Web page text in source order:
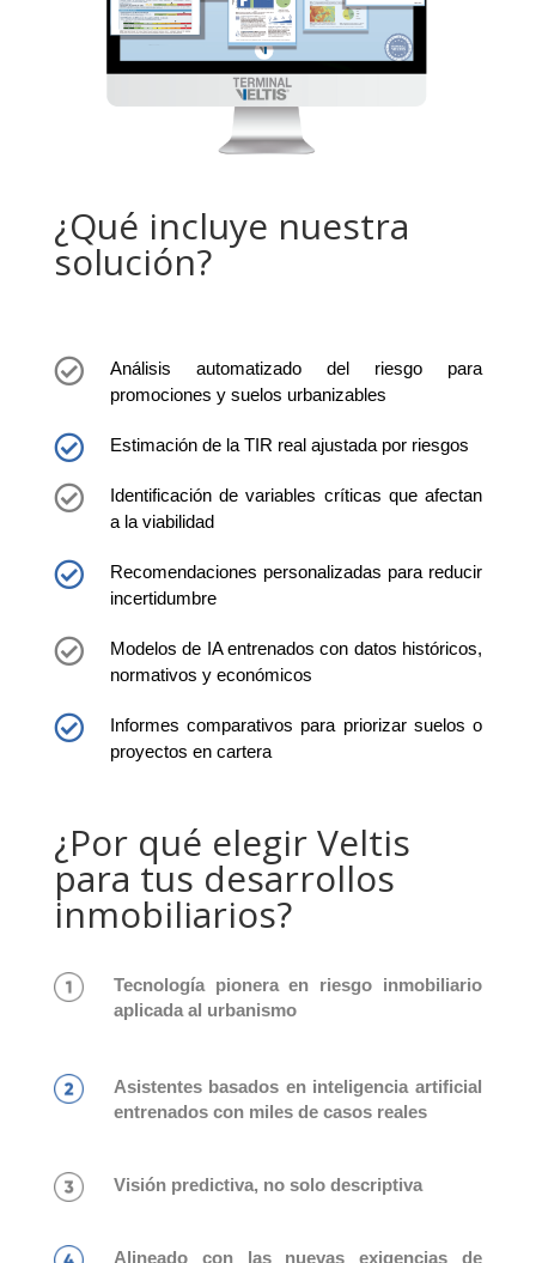
¿Qué incluye nuestra
solución?

Análisis automatizado del riesgo para
promociones y suelos urbanizables
 Estimación de la TIR real ajustada por riesgos

Identificación de variables críticas que afectan
a la viabilidad

Recomendaciones personalizadas para reducir
incertidumbre

Modelos de IA entrenados con datos históricos,
normativos y económicos

Informes comparativos para priorizar suelos o
proyectos en cartera
¿Por qué elegir Veltis
para tus desarrollos
inmobiliarios?
Tecnología pionera en riesgo inmobiliario
aplicada al urbanismo
Asistentes basados en inteligencia artificial
entrenados con miles de casos reales
Visión predictiva, no solo descriptiva
Alineado con las nuevas exigencias de